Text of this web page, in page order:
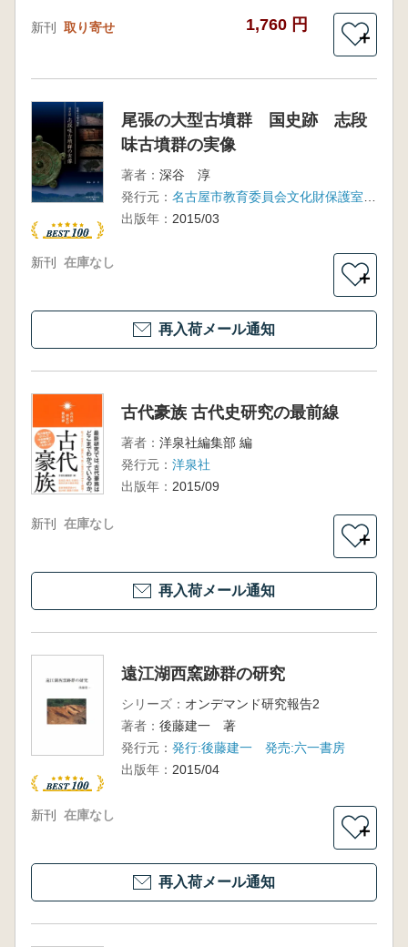
新刊 取り寄せ 1,760 円
＋
尾張の大型古墳群 国史跡 志段
味古墳群の実像
著者： 深谷 淳
発行元：
出版年： 2015/03
新刊 在庫なし
＋
再入荷メール通知
古代豪族 古代史研究の最前線
著者： 洋泉社編集部 編
発行元： 洋泉社
出版年： 2015/09
新刊 在庫なし
＋
再入荷メール通知
遠江湖西窯跡群の研究
シリーズ： オンデマンド研究報告2
著者： 後藤建一 著
発行元： 発行:後藤建一 発売:六一書房
出版年： 2015/04
新刊 在庫なし
＋
再入荷メール通知